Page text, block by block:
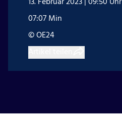
07:07 Min
© OE24